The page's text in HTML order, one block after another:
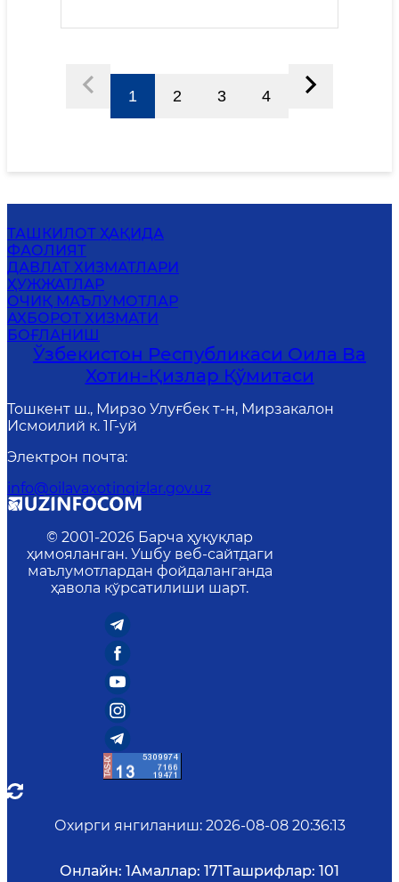
1 2 3 4
ТАШКИЛОТ ҲАҚИДА
ФАОЛИЯТ
ДАВЛАТ ХИЗМАТЛАРИ
ҲУЖЖАТЛАР
ОЧИҚ МАЪЛУМОТЛАР
АХБОРОТ ХИЗМАТИ
БОҒЛАНИШ
Ўзбекистон Республикаси Оила Ва
Хотин-Қизлар Қўмитаси
Тошкент ш., Мирзо Улуғбек т-н, Мирзакалон
Исмоилий к. 1Г-уй
Электрон почта:
info@oilavaxotinqizlar.gov.uz
© 2001-2026 Барча ҳуқуқлар
ҳимояланган. Ушбу веб-сайтдаги
маълумотлардан фойдаланганда
ҳавола кўрсатилиши шарт.
Охирги янгиланиш: 2026-08-08 20:36:13
Онлайн: 1Амаллар: 171Ташрифлар: 101